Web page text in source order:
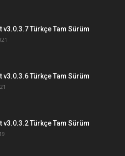
v3.0.3.7 Türkçe Tam Sürüm
v3.0.3.6 Türkçe Tam Sürüm
v3.0.3.2 Türkçe Tam Sürüm